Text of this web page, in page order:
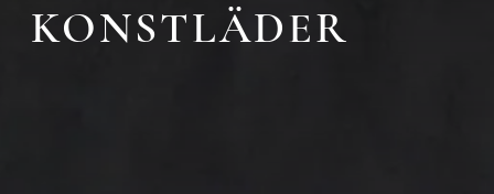
KONSTLÄDER